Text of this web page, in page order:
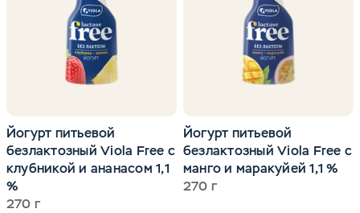
Йогурт питьевой
безлактозный Viola Free с
клубникой и ананасом 1,1
%
270 г
Йогурт питьевой
безлактозный Viola Free с
манго и маракуйей 1,1 %
270 г